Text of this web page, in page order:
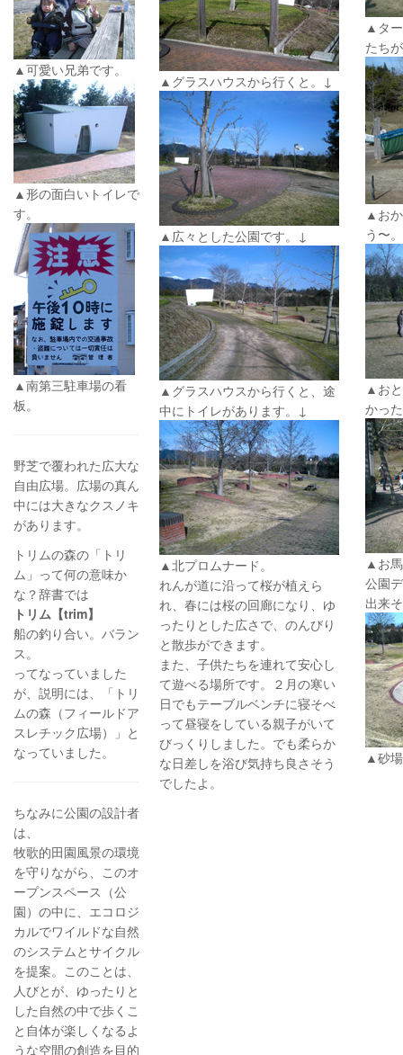
▲可愛い兄弟です。
▲形の面白いトイレで
す。
▲南第三駐車場の看
板。
野芝で覆われた広大な
自由広場。広場の真ん
中には大きなクスノキ
があります。
トリムの森の「トリ
ム」って何の意味か
な？辞書では
トリム【trim】
船の釣り合い。バラン
ス。
ってなっていました
が、説明には、「トリ
ムの森（フィールドア
スレチック広場）」と
なっていました。
ちなみに公園の設計者
は、
牧歌的田園風景の環境
を守りながら、このオ
ープンスペース（公
園）の中に、エコロジ
カルでワイルドな自然
のシステムとサイクル
を提案。このことは、
人びとが、ゆったりと
した自然の中で歩くこ
と自体が楽しくなるよ
うな空間の創造を目的
▲グラスハウスから行くと。↓
▲広々とした公園です。↓
▲グラスハウスから行くと、途
中にトイレがあります。↓
▲北プロムナード。
れんが道に沿って桜が植えら
れ、春には桜の回廊になり、ゆ
ったりとした広さで、のんびり
と散歩ができます。
また、子供たちを連れて安心し
て遊べる場所です。２月の寒い
日でもテーブルベンチに寝そべ
って昼寝をしている親子がいて
びっくりしました。でも柔らか
な日差しを浴び気持ち良さそう
でしたよ。
▲タ
たち
▲お
う〜。
▲お
かっ
▲お
公園
出来
▲砂